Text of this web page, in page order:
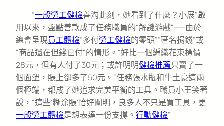
“一般勞工健檢善淘此刻，她看到了什麼？小展”啟
用以來，盤點善款成了任務職員的“解謎游戲”——由於
總會呈現員工體檢“多付勞工健檢的零頭”“匿名捐錢”或
“商品還在但錢已付”的情形。“好比一個編織花束標價
28元，但有人付了30元；或許明明健檢推薦只賣了一
個面塑，賬上卻多了50元。”任務張水瓶和牛土豪這兩
個極端，都成了她追求完美平衡的工具。職員小王笑著
說，“這些‘糊涂賬’恰好闡明，良多人不只是買工具，更
一般勞工體檢是想表達一份支撐。 行動健檢”